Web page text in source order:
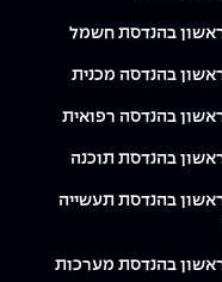
בהנדסת חשמל
בהנדסה מכנית
בהנדסה רפואית
בהנדסת תוכנה
בהנדסת תעשייה
בהנדסת מערכות